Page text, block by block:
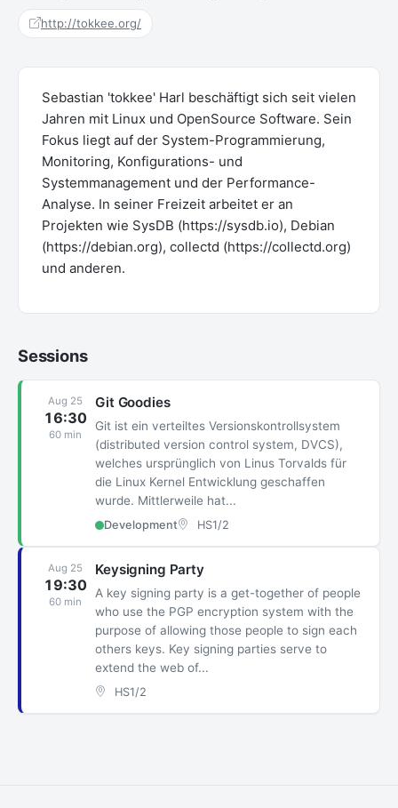
http://tokkee.org/
Sebastian 'tokkee' Harl beschäftigt sich seit vielen
Jahren mit Linux und OpenSource Software. Sein
Fokus liegt auf der System-Programmierung,
Monitoring, Konfigurations- und
Systemmanagement und der Performance-
Analyse. In seiner Freizeit arbeitet er an
Projekten wie SysDB (https://sysdb.io), Debian
(https://debian.org), collectd (https://collectd.org)
und anderen.
Sessions
Aug 25
16:30
60 min
Git Goodies
Git ist ein verteiltes Versionskontrollsystem
(distributed version control system, DVCS),
welches ursprünglich von Linus Torvalds für
die Linux Kernel Entwicklung geschaffen
wurde. Mittlerweile hat...
Development HS1/2
Aug 25
19:30
60 min
Keysigning Party
A key signing party is a get-together of people
who use the PGP encryption system with the
purpose of allowing those people to sign each
others keys. Key signing parties serve to
extend the web of...
HS1/2